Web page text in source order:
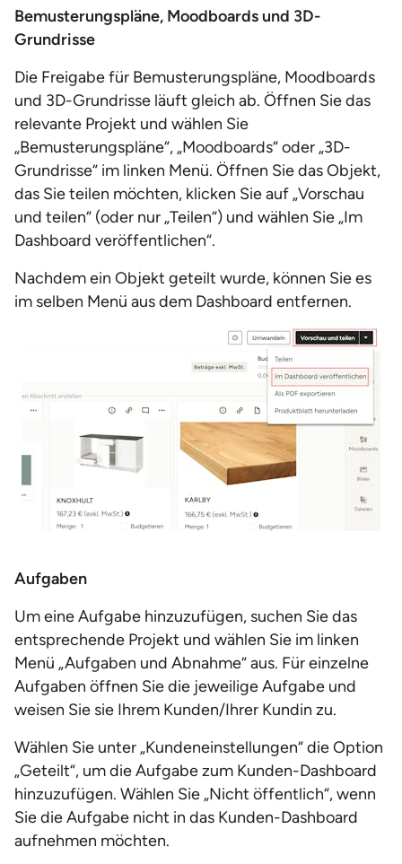
Bemusterungspläne, Moodboards und 3D-
Grundrisse
Die Freigabe für Bemusterungspläne, Moodboards
und 3D-Grundrisse läuft gleich ab. Öffnen Sie das
relevante Projekt und wählen Sie
„Bemusterungspläne“, „Moodboards“ oder „3D-
Grundrisse“ im linken Menü. Öffnen Sie das Objekt,
das Sie teilen möchten, klicken Sie auf „Vorschau
und teilen“ (oder nur „Teilen“) und wählen Sie „Im
Dashboard veröffentlichen“.
Nachdem ein Objekt geteilt wurde, können Sie es
im selben Menü aus dem Dashboard entfernen.
Aufgaben
Um eine Aufgabe hinzuzufügen, suchen Sie das
entsprechende Projekt und wählen Sie im linken
Menü „Aufgaben und Abnahme“ aus. Für einzelne
Aufgaben öffnen Sie die jeweilige Aufgabe und
weisen Sie sie Ihrem Kunden/Ihrer Kundin zu.
Wählen Sie unter „Kundeneinstellungen“ die Option
„Geteilt“, um die Aufgabe zum Kunden-Dashboard
hinzuzufügen. Wählen Sie „Nicht öffentlich“, wenn
Sie die Aufgabe nicht in das Kunden-Dashboard
aufnehmen möchten.